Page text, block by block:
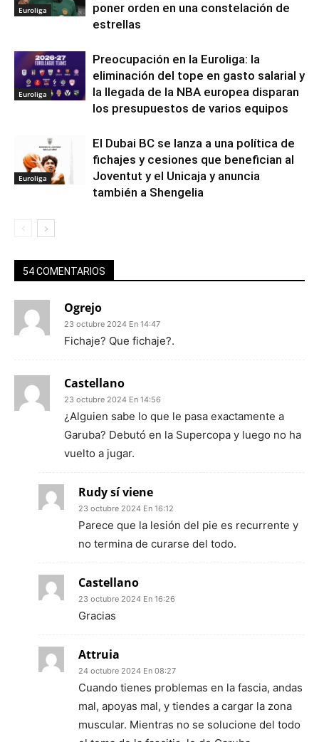
Euroliga
poner orden en una constelación de
estrellas
Euroliga
Preocupación en la Euroliga: la
eliminación del tope en gasto salarial y
la llegada de la NBA europea disparan
los presupuestos de varios equipos
Euroliga
El Dubai BC se lanza a una política de
fichajes y cesiones que benefician al
Joventut y el Unicaja y anuncia
también a Shengelia
54 COMENTARIOS
Ogrejo
23 octubre 2024 En 14:47
Fichaje? Que fichaje?.
Castellano
23 octubre 2024 En 14:56
¿Alguien sabe lo que le pasa exactamente a
Garuba? Debutó en la Supercopa y luego no ha
vuelto a jugar.
Rudy sí viene
23 octubre 2024 En 16:12
Parece que la lesión del pie es recurrente y
no termina de curarse del todo.
Castellano
23 octubre 2024 En 16:26
Gracias
Attruia
24 octubre 2024 En 08:27
Cuando tienes problemas en la fascia, andas
mal, apoyas mal, y tiendes a cargar la zona
muscular. Mientras no se solucione del todo